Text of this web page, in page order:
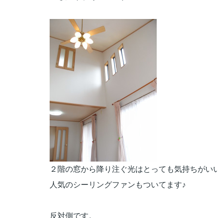
２階の窓から降り注ぐ光はとっても気持ちがい
人気のシーリングファンもついてます♪
反対側です。